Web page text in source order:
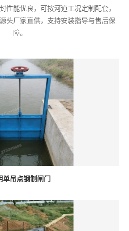
性能优良，可按河道工况定制配套，
头厂家直供，支持安装指导与售后保
障。
单吊点钢制闸门